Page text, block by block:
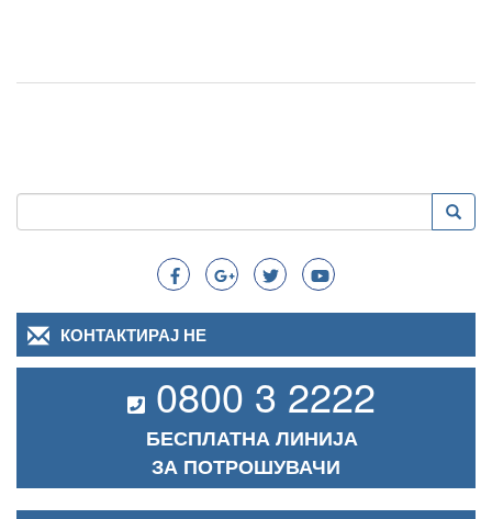
Search
Пребарување
КОНТАКТИРАЈ НЕ
0800 3 2222
БЕСПЛАТНА ЛИНИЈА
ЗА ПОТРОШУВАЧИ